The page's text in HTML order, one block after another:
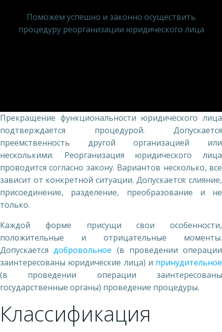
Поможем успешно и законно осуществить
процедуру реорганизации юридического лица
Прекращение функциональности юридического лица
подтверждается процедурой. Допускается
преемственность другой организацией или
несколькими. Реорганизация юридического лица
проводится согласно закону. Вариантов несколько, все
зависит от конкретной ситуации. Допускается: слияние,
присоединение, разделение, преобразование и не
только.
Каждой форме присущи свои особенности,
положительные и отрицательные моменты.
Допускаетсядобровольное (в проведении операции
заинтересованы юридические лица) и принудительное
(в проведении операции заинтересованы
государственные органы) проведение процедуры.
Классификация